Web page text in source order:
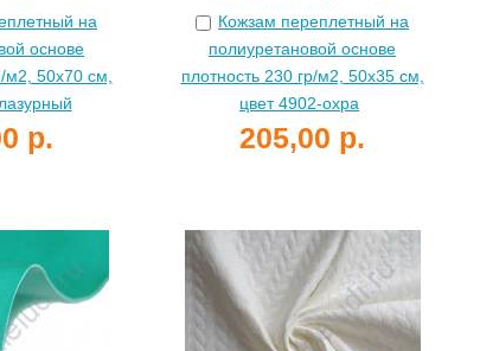
на
основе
м2, 50х70 см,
р.
Кожзам переплетный на
полиуретановой основе
плотность 230 гр/м2, 50х35 см,
цвет 4902-охра
205,00 р.